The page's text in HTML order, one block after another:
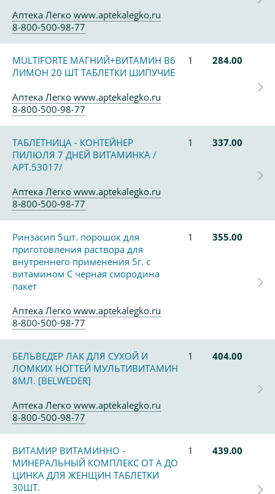
Аптека Легко www.aptekalegko.ru
8-800-500-98-77
MULTIFORTE МАГНИЙ+ВИТАМИН В6
ЛИМОН 20 ШТ ТАБЛЕТКИ ШИПУЧИЕ
1 284.00
Аптека Легко www.aptekalegko.ru
8-800-500-98-77
ТАБЛЕТНИЦА - КОНТЕЙНЕР
ПИЛЮЛЯ 7 ДНЕЙ ВИТАМИНКА /
АРТ.53017/
1 337.00
Аптека Легко www.aptekalegko.ru
8-800-500-98-77
Ринзасип 5шт. порошок для
приготовления раствора для
внутреннего применения 5г. с
витамином С черная смородина
пакет
1 355.00
Аптека Легко www.aptekalegko.ru
8-800-500-98-77
БЕЛЬВЕДЕР ЛАК ДЛЯ СУХОЙ И
ЛОМКИХ НОГТЕЙ МУЛЬТИВИТАМИН
8МЛ. [BELWEDER]
1 404.00
Аптека Легко www.aptekalegko.ru
8-800-500-98-77
ВИТАМИР ВИТАМИННО -
МИНЕРАЛЬНЫЙ КОМПЛЕКС ОТ А ДО
ЦИНКА ДЛЯ ЖЕНЩИН ТАБЛЕТКИ
30ШТ.
1 439.00